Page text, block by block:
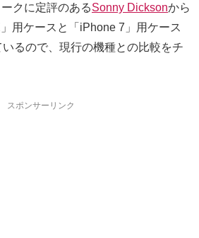
クに定評のあるSonny Dicksonから
用ケースと「iPhone 7」用ケース
るので、現行の機種との比較をチ
スポンサーリンク